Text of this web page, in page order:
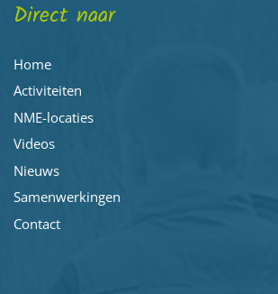
Direct naar
Home
Activiteiten
NME-locaties
Videos
Nieuws
Samenwerkingen
Contact